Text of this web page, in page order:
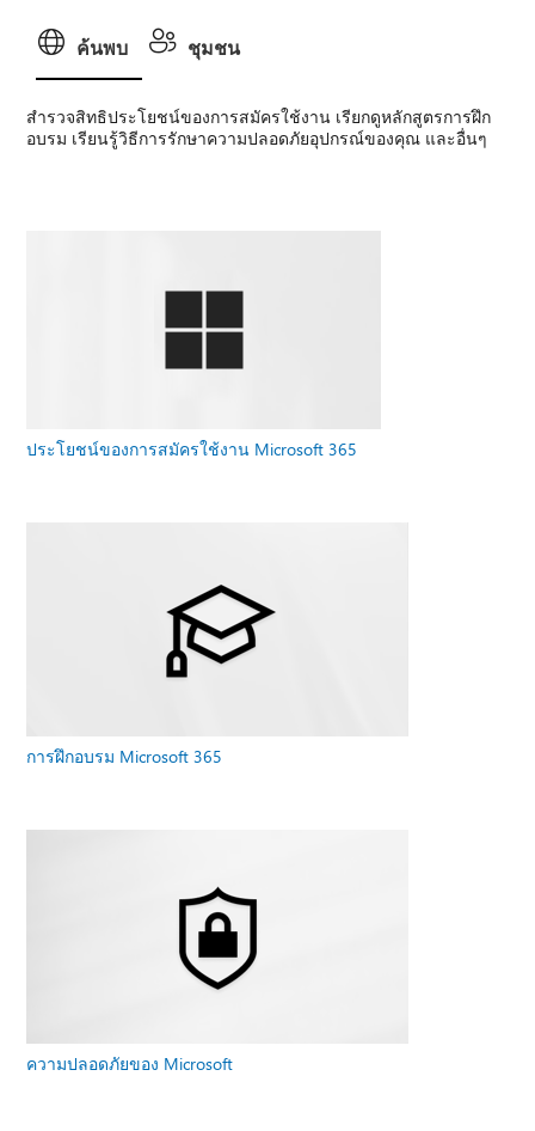
ค้นพบ ชุมชน
สํารวจสิทธิประโยชน์ของการสมัครใช้งาน เรียกดูหลักสูตรการฝึก
อบรม เรียนรู้วิธีการรักษาความปลอดภัยอุปกรณ์ของคุณ และอื่นๆ
ประโยชน์ของการสมัครใช้งาน Microsoft 365
การฝึกอบรม Microsoft 365
ความปลอดภัยของ Microsoft